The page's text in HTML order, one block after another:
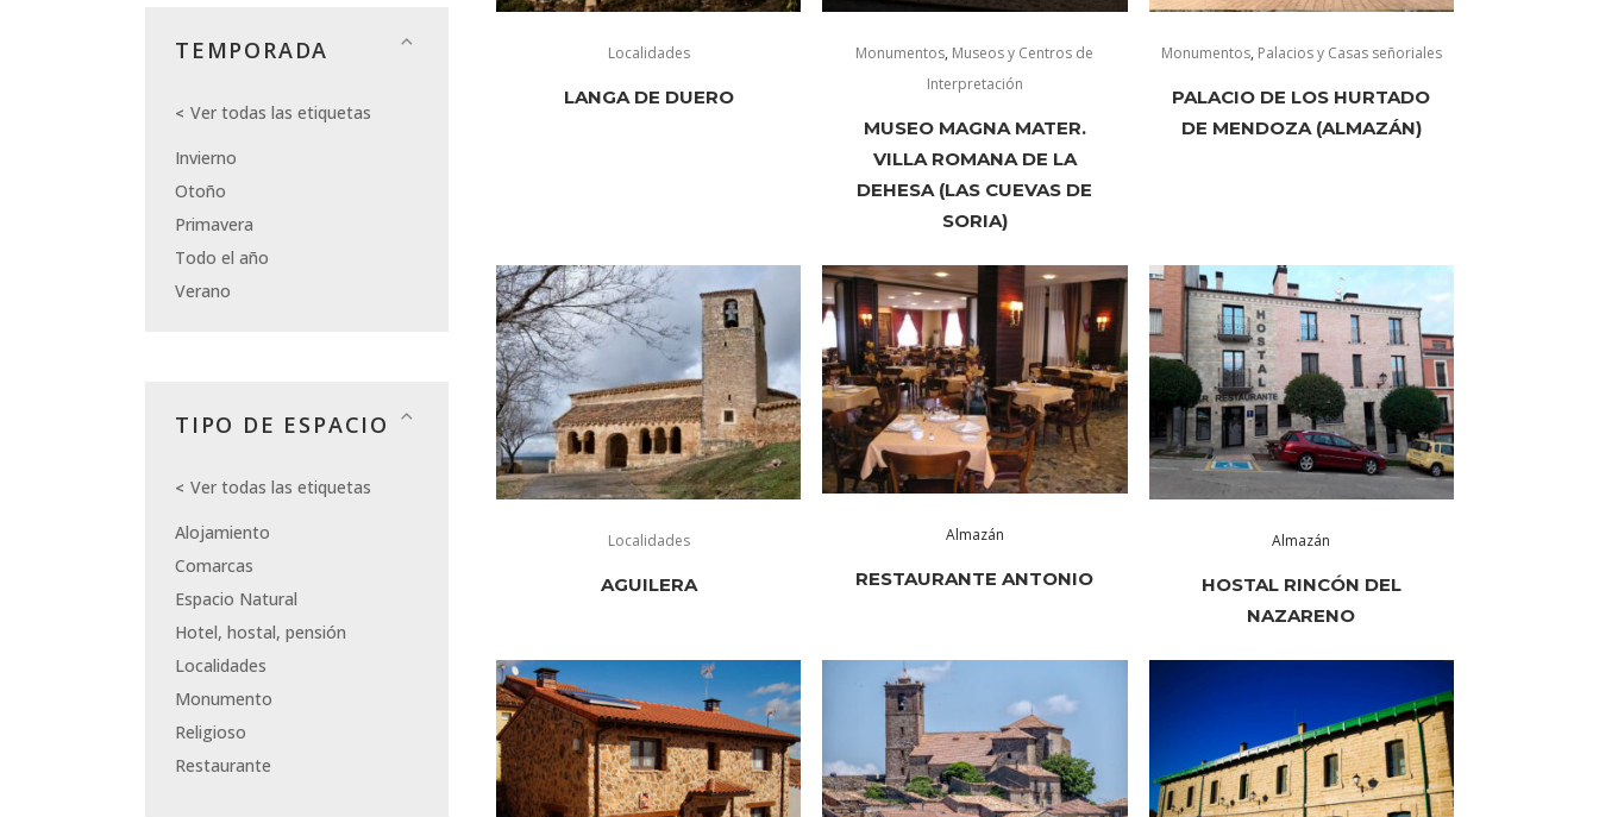
TEMPORADA
Ver todas las etiquetas
Invierno
Otoño
Primavera
Todo el año
Verano
TIPO DE ESPACIO
Ver todas las etiquetas
Alojamiento
Comarcas
Espacio Natural
Hotel, hostal, pensión
Localidades
Monumento
Religioso
Restaurante
Localidades
LANGA DE DUERO
Monumentos, Museos y Centros de
Interpretación
MUSEO MAGNA MATER.
VILLA ROMANA DE LA
DEHESA (LAS CUEVAS DE
SORIA)
Monumentos, Palacios y Casas señoriales
PALACIO DE LOS HURTADO
DE MENDOZA (ALMAZÁN)
Localidades
AGUILERA
Almazán
RESTAURANTE ANTONIO
Almazán
HOSTAL RINCÓN DEL
NAZARENO